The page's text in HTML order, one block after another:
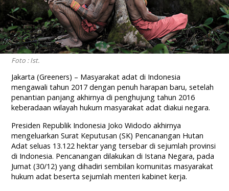
Foto : Ist.
Jakarta (Greeners) – Masyarakat adat di Indonesia
mengawali tahun 2017 dengan penuh harapan baru, setelah
penantian panjang akhirnya di penghujung tahun 2016
keberadaan wilayah hukum masyarakat adat diakui negara.
Presiden Republik Indonesia Joko Widodo akhirnya
mengeluarkan Surat Keputusan (SK) Pencanangan Hutan
Adat seluas 13.122 hektar yang tersebar di sejumlah provinsi
di Indonesia. Pencanangan dilakukan di Istana Negara, pada
Jumat (30/12) yang dihadiri sembilan komunitas masyarakat
hukum adat beserta sejumlah menteri kabinet kerja.